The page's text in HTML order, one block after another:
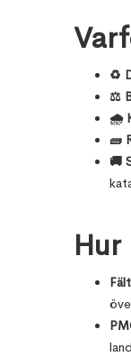
♻
⚖
🌧
🧱
🚚